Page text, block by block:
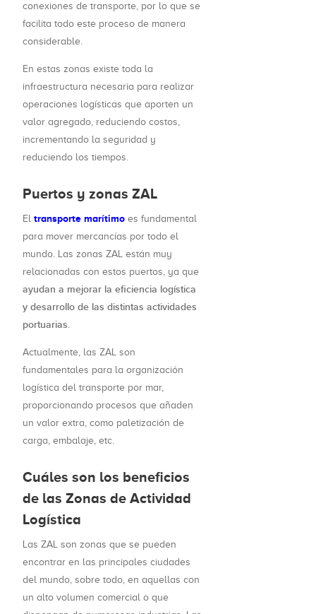
conexiones de transporte, por lo que se
facilita todo este proceso de manera
considerable.
En estas zonas existe toda la
infraestructura necesaria para realizar
operaciones logísticas que aporten un
valor agregado, reduciendo costos,
incrementando la seguridad y
reduciendo los tiempos.
Puertos y zonas ZAL
El transporte marítimo es fundamental
para mover mercancías por todo el
mundo. Las zonas ZAL están muy
relacionadas con estos puertos, ya que
ayudan a mejorar la eficiencia logística
y desarrollo de las distintas actividades
portuarias.
Actualmente, las ZAL son
fundamentales para la organización
logística del transporte por mar,
proporcionando procesos que añaden
un valor extra, como paletización de
carga, embalaje, etc.
Cuáles son los beneficios
de las Zonas de Actividad
Logística
Las ZAL son zonas que se pueden
encontrar en las principales ciudades
del mundo, sobre todo, en aquellas con
un alto volumen comercial o que